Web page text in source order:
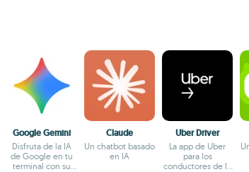
Google Gemini
Disfruta de la IA
de Google en tu
terminal con su
Claude
Un chatbot basado
en IA
Uber Driver
La app de Uber
para los
conductores de la